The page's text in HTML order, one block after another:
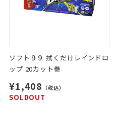
ソフト９９ 拭くだけレインドロ
ップ 20カット巻
¥1,408 （税込）
SOLDOUT